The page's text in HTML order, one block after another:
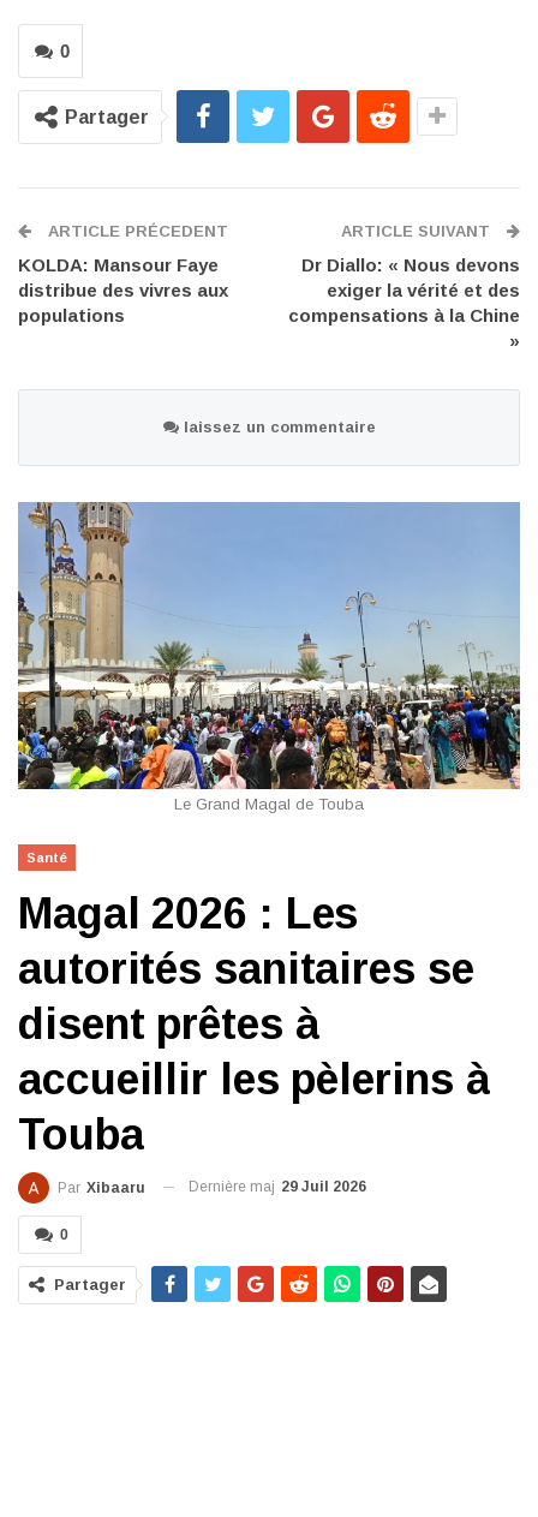
0
Partager
ARTICLE PRÉCEDENT
KOLDA: Mansour Faye
distribue des vivres aux
populations
ARTICLE SUIVANT
Dr Diallo: « Nous devons
exiger la vérité et des
compensations à la Chine
»
laissez un commentaire
Le Grand Magal de Touba
Santé
Magal 2026 : Les
autorités sanitaires se
disent prêtes à
accueillir les pèlerins à
Touba
Par Xibaaru Dernière maj 29 Juil 2026
0
Partager